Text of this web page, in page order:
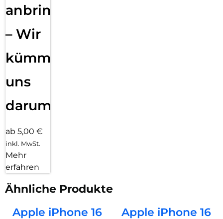
anbringen
– Wir
kümmern
uns
darum!
ab 5,00 €
inkl. MwSt.
Mehr
erfahren
Ähnliche Produkte
Apple iPhone 16
Apple iPhone 16